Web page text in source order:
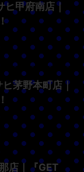
甲府南店｜
茅野本町店｜
店｜『GET